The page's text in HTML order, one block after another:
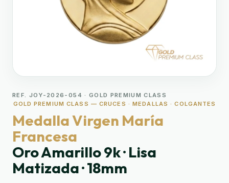
REF. JOY-2026-054 · GOLD PREMIUM CLASS
GOLD PREMIUM CLASS — CRUCES · MEDALLAS · COLGANTES
Medalla Virgen María
Francesa
Oro Amarillo 9k · Lisa
Matizada · 18mm